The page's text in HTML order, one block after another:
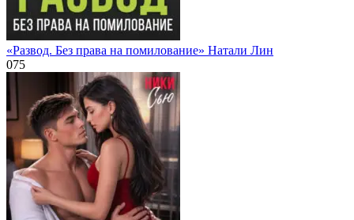
«Развод. Без права на помилование» Натали Лин
075